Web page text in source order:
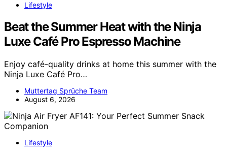
Lifestyle
Beat the Summer Heat with the Ninja
Luxe Café Pro Espresso Machine
Enjoy café-quality drinks at home this summer with the
Ninja Luxe Café Pro…
Muttertag Sprüche Team
August 6, 2026
Lifestyle